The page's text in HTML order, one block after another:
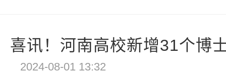
喜讯！河南高校新增31个博
2024-08-01 13:32